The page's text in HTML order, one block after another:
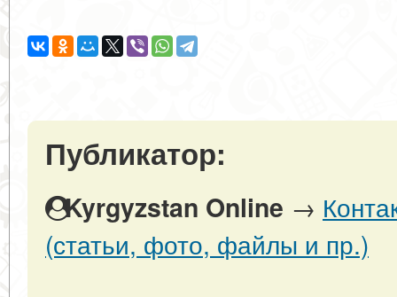
Публикатор:
Kyrgyzstan Online →
(статьи, фото, файлы и пр.)